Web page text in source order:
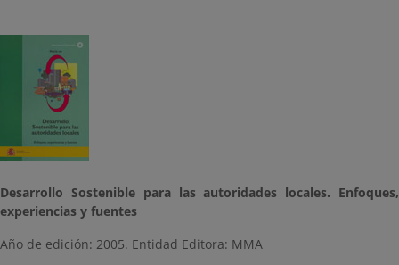
Desarrollo Sostenible para las autoridades locales. Enfoques,
experiencias y fuentes
Año de edición: 2005. Entidad Editora: MMA